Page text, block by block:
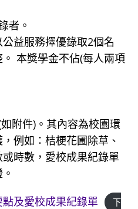
者。
益服務擇優錄取2個名
本獎學金不佔(每人兩項
附件)。其內容為校園環
例如：桔梗花圃除草、
時數，愛校成果紀錄單
及愛校成果紀錄單
下